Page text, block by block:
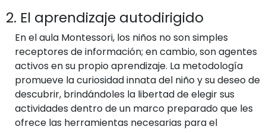
2. El aprendizaje autodirigido
En el aula Montessori, los niños no son simples
receptores de información; en cambio, son agentes
activos en su propio aprendizaje. La metodología
promueve la curiosidad innata del niño y su deseo de
descubrir, brindándoles la libertad de elegir sus
actividades dentro de un marco preparado que les
ofrece las herramientas necesarias para el